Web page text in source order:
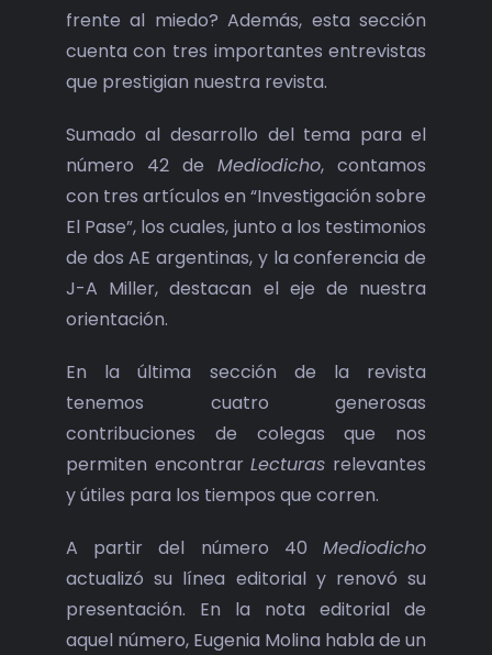
frente al miedo? Además, esta sección
cuenta con tres importantes entrevistas
que prestigian nuestra revista.
Sumado al desarrollo del tema para el
número 42 deMediodicho, contamos
con tres artículos en “Investigación sobre
El Pase”, los cuales, junto a los testimonios
de dos AE argentinas, y la conferencia de
J-A Miller, destacan el eje de nuestra
orientación.
En la última sección de la revista
tenemos cuatro generosas
contribuciones de colegas que nos
permiten encontrarLecturas relevantes
y útiles para los tiempos que corren.
A partir del número 40Mediodicho
actualizó su línea editorial y renovó su
presentación. En la nota editorial de
aquel número, Eugenia Molina habla de un